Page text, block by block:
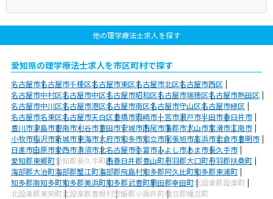
他の理学療法士求人を探す
愛知県の理学療法士求人を市区町村で探す
名古屋市名古屋市千種区名古屋市東区名古屋市北区名古屋市西区
名古屋市中村区名古屋市中区名古屋市昭和区名古屋市瑞穂区名古屋市熱田区
名古屋市中川区名古屋市港区名古屋市南区名古屋市守山区名古屋市緑区
名古屋市名東区名古屋市天白区豊橋市岡崎市一宮市瀬戸市半田市春日井市
豊川市津島市碧南市刈谷市豊田市安城市西尾市蒲郡市犬山市常滑市江南市
小牧市稲沢市新城市東海市大府市知多市知立市尾張旭市高浜市岩倉市豊明市
日進市田原市愛西市清須市北名古屋市弥富市みよし市あま市長久手市
愛知郡東郷町愛知郡長久手町西春日井郡豊山町丹羽郡大口町丹羽郡扶桑町
海部郡大治町海部郡蟹江町海部郡飛島村知多郡阿久比町知多郡東浦町
知多郡南知多町知多郡美浜町知多郡武豊町額田郡幸田町北設楽郡設楽町
北設楽郡東栄町北設楽郡豊根村宝飯郡小坂井町幡豆郡幡豆町